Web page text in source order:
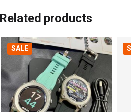
Related products
SALE